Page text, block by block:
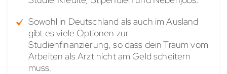
Sowohl in Deutschland als auch im Ausland
gibt es viele Optionen zur
Studienfinanzierung, so dass dein Traum vom
Arbeiten als Arzt nicht am Geld scheitern
muss.